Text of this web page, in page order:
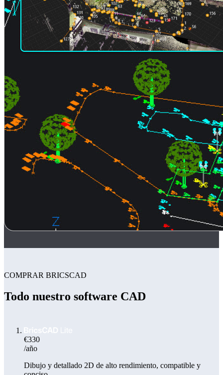
COMPRAR BRICSCAD
Todo nuestro software CAD
€330
/año
Dibujo y detallado 2D de alto rendimiento, compatible y